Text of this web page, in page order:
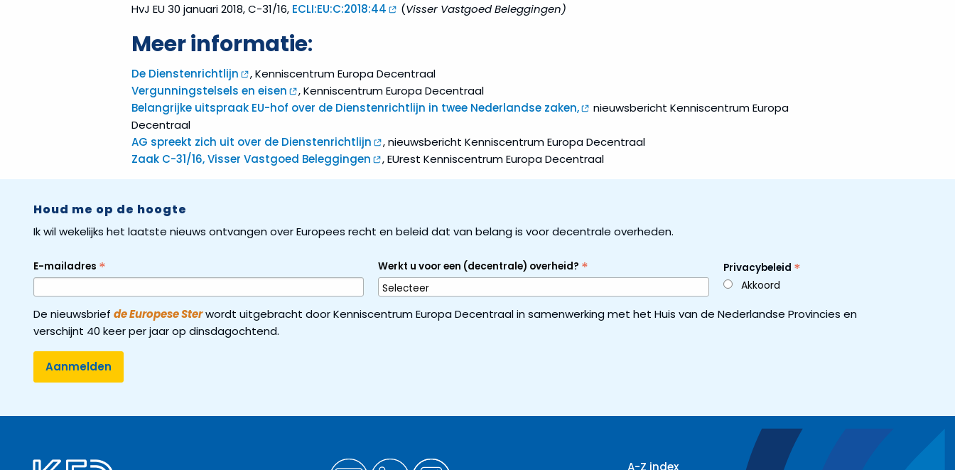
HvJ EU 30 januari 2018, C-31/16, ECLI:EU:C:2018:44 (Visser Vastgoed Beleggingen)
Meer informatie:
De Dienstenrichtlijn
, Kenniscentrum Europa Decentraal
Vergunningstelsels en eisen
, Kenniscentrum Europa Decentraal
Belangrijke uitspraak EU-hof over de Dienstenrichtlijn in twee Nederlandse zaken,
nieuwsbericht Kenniscentrum Europa
Decentraal
AG spreekt zich uit over de Dienstenrichtlijn
, nieuwsbericht Kenniscentrum Europa Decentraal
Zaak C-31/16, Visser Vastgoed Beleggingen
, EUrest Kenniscentrum Europa Decentraal
Houd me op de hoogte
Ik wil wekelijks het laatste nieuws ontvangen over Europees recht en beleid dat van belang is voor decentrale overheden.
E-mailadres * Werkt u voor een (decentrale) overheid? * Privacybeleid *
Akkoord
De nieuwsbrief de Europese Sterwordt uitgebracht door Kenniscentrum Europa Decentraal in samenwerking met het Huis van de Nederlandse Provincies en
verschijnt 40 keer per jaar op dinsdagochtend.
A-Z index